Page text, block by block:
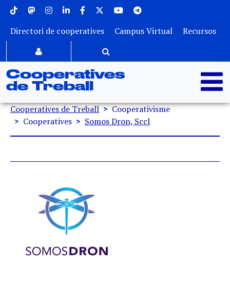
Vés al contingut
Menu superior
Directori de cooperatives Campus Virtual Recursos
Cooperatives
de Treball
Fil d'ariadna
Cooperatives de Treball
Cooperativisme
Cooperatives
Somos Dron, Sccl